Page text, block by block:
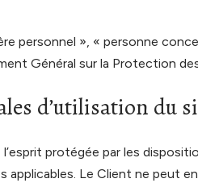
personnel », « personne
Général sur la Protection
d’utilisation du
protégée par les
applicables. Le Client ne peut